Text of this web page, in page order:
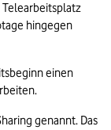
hingegen
einen
genannt. Das